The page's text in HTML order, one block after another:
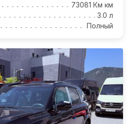
73081 Км км
3.0 л
Полный